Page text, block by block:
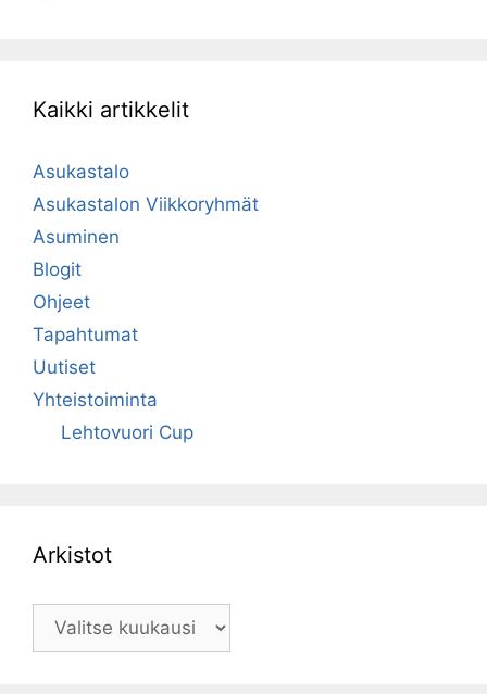
Kaikki artikkelit
Asukastalo
Asukastalon Viikkoryhmät
Asuminen
Blogit
Ohjeet
Tapahtumat
Uutiset
Yhteistoiminta
Lehtovuori Cup
Arkistot
Arkistot